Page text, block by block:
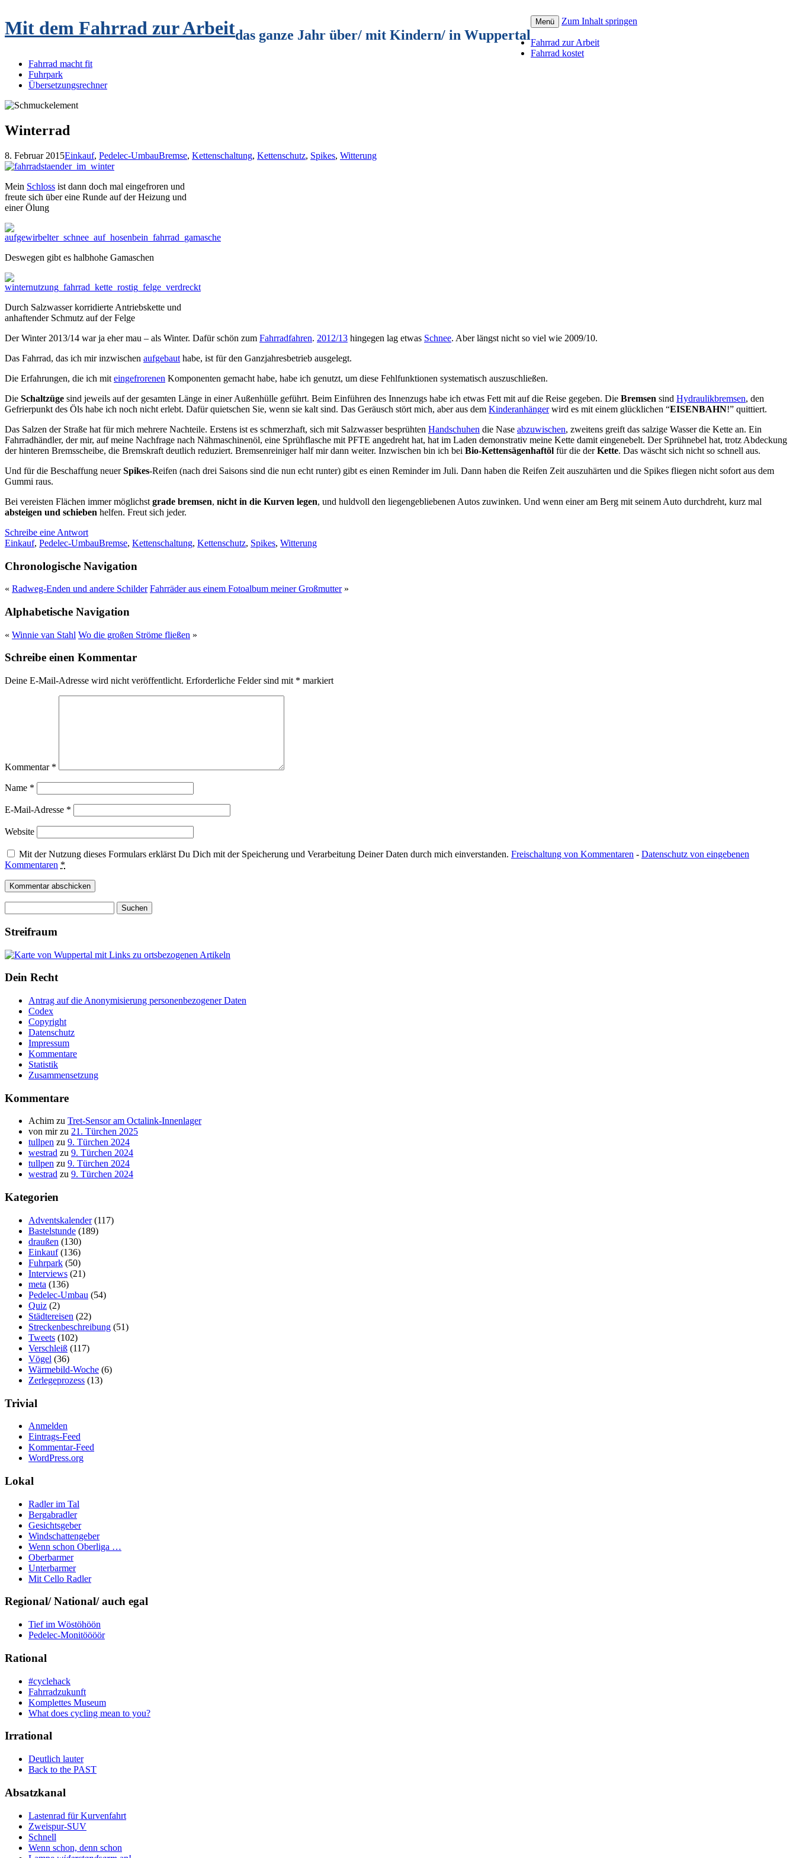
Mit dem Fahrrad zur Arbeitdas ganze Jahr über/ mit Kindern/ in Wuppertal
Menü Zum Inhalt springen
Fahrrad zur Arbeit
Fahrrad kostet
Fahrrad macht fit
Fuhrpark
Übersetzungsrechner
Winterrad
8. Februar 2015Einkauf, Pedelec-UmbauBremse, Kettenschaltung, Kettenschutz, Spikes, Witterung
Mein Schloss ist dann doch mal eingefroren und
freute sich über eine Runde auf der Heizung und
einer Ölung
Deswegen gibt es halbhohe Gamaschen
Durch Salzwasser korridierte Antriebskette und
anhaftender Schmutz auf der Felge
Der Winter 2013/14 war ja eher mau – als Winter. Dafür schön zum Fahrradfahren. 2012/13 hingegen lag etwas Schnee. Aber längst nicht so viel wie 2009/10.
Das Fahrrad, das ich mir inzwischen aufgebaut habe, ist für den Ganzjahresbetrieb ausgelegt.
Die Erfahrungen, die ich mit eingefrorenen Komponenten gemacht habe, habe ich genutzt, um diese Fehlfunktionen systematisch auszuschließen.
Die Schaltzüge sind jeweils auf der gesamten Länge in einer Außenhülle geführt. Beim Einführen des Innenzugs habe ich etwas Fett mit auf die Reise gegeben. Die Bremsen sind Hydraulikbremsen, den
Gefrierpunkt des Öls habe ich noch nicht erlebt. Dafür quietschen Sie, wenn sie kalt sind. Das Geräusch stört mich, aber aus dem Kinderanhängerwird es mit einem glücklichen “EISENBAHN!” quittiert.
Das Salzen der Straße hat für mich mehrere Nachteile. Erstens ist es schmerzhaft, sich mit Salzwasser besprühten Handschuhen die Nase abzuwischen, zweitens greift das salzige Wasser die Kette an. Ein
Fahrradhändler, der mir, auf meine Nachfrage nach Nähmaschinenöl, eine Sprühflasche mit PFTE angedreht hat, hat im Laden demonstrativ meine Kette damit eingenebelt. Der Sprühnebel hat, trotz Abdeckung
der hinteren Bremsscheibe, die Bremskraft deutlich reduziert. Bremsenreiniger half mir dann weiter. Inzwischen bin ich bei Bio-Kettensägenhaftöl für die derKette. Das wäscht sich nicht so schnell aus.
Und für die Beschaffung neuerSpikes-Reifen (nach drei Saisons sind die nun echt runter) gibt es einen Reminder im Juli. Dann haben die Reifen Zeit auszuhärten und die Spikes fliegen nicht sofort aus dem
Gummi raus.
Bei vereisten Flächen immer möglichst grade bremsen, nicht in die Kurven legen, und huldvoll den liegengebliebenen Autos zuwinken. Und wenn einer am Berg mit seinem Auto durchdreht, kurz mal
absteigen und schieben helfen. Freut sich jeder.
Schreibe eine Antwort
Einkauf, Pedelec-UmbauBremse, Kettenschaltung, Kettenschutz, Spikes, Witterung
Chronologische Navigation
« Radweg-Enden und andere Schilder Fahrräder aus einem Fotoalbum meiner Großmutter»
Alphabetische Navigation
« Winnie van Stahl Wo die großen Ströme fließen »
Schreibe einen Kommentar
Deine E-Mail-Adresse wird nicht veröffentlicht. Erforderliche Felder sind mit * markiert
Kommentar *
Name *
E-Mail-Adresse *
Website
Mit der Nutzung dieses Formulars erklärst Du Dich mit der Speicherung und Verarbeitung Deiner Daten durch mich einverstanden. Freischaltung von Kommentaren - Datenschutz von eingebenen
Kommentaren *
nach:
Streifraum
Dein Recht
Antrag auf die Anonymisierung personenbezogener Daten
Codex
Copyright
Datenschutz
Impressum
Kommentare
Statistik
Zusammensetzung
Kommentare
Achim zu Tret-Sensor am Octalink-Innenlager
von mirzu 21. Türchen 2025
tullpen zu 9. Türchen 2024
westrad zu 9. Türchen 2024
tullpen zu 9. Türchen 2024
westrad zu 9. Türchen 2024
Kategorien
Adventskalender(117)
Bastelstunde (189)
draußen (130)
Einkauf(136)
Fuhrpark (50)
Interviews (21)
meta (136)
Pedelec-Umbau (54)
Quiz (2)
Städtereisen (22)
Streckenbeschreibung (51)
Tweets (102)
Verschleiß (117)
Vögel (36)
Wärmebild-Woche (6)
Zerlegeprozess (13)
Trivial
Anmelden
Eintrags-Feed
Kommentar-Feed
WordPress.org
Lokal
Radler im Tal
Bergabradler
Gesichtsgeber
Windschattengeber
Wenn schon Oberliga …
Oberbarmer
Unterbarmer
Mit Cello Radler
Regional/ National/ auch egal
Tief im Wöstöhöön
Pedelec-Monitöööör
Rational
#cyclehack
Fahrradzukunft
Komplettes Museum
What does cycling mean to you?
Irrational
Deutlich lauter
Back to the PAST
Absatzkanal
Lastenrad für Kurvenfahrt
Zweispur-SUV
Schnell
Wenn schon, denn schon